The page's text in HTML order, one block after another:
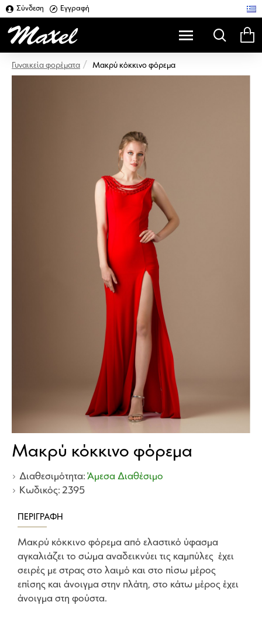
Σύνδεση Εγγραφή
Γυναικεία φορέματα Μακρύ κόκκινο φόρεμα
Μακρύ κόκκινο φόρεμα
Διαθεσιμότητα: Άμεσα Διαθέσιμο
Κωδικός: 2395
ΠΕΡΙΓΡΑΦΉ
Μακρύ κόκκινο φόρεμα από ελαστικό ύφασμα
αγκαλιάζει το σώμα αναδεικνύει τις καμπύλες έχει
σειρές με στρας στο λαιμό και στο πίσω μέρος
επίσης και άνοιγμα στην πλάτη, στο κάτω μέρος έχει
άνοιγμα στη φούστα.